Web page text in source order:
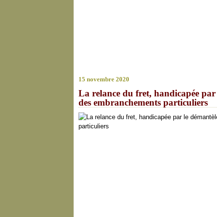
15 novembre 2020
La relance du fret, handicapée par
des embranchements particuliers